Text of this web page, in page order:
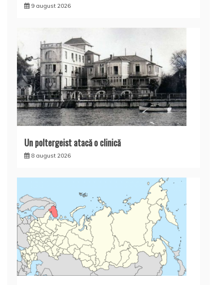
9 august 2026
Un poltergeist atacă o clinică
8 august 2026